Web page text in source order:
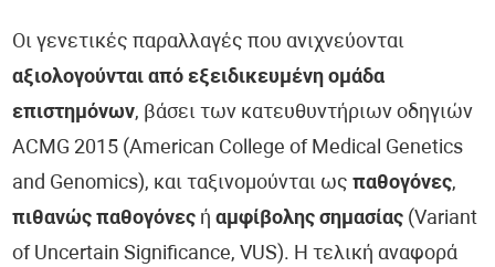
Οι γενετικές παραλλαγές που ανιχνεύονται
αξιολογούνται από εξειδικευμένη ομάδα
επιστημόνων, βάσει των κατευθυντήριων οδηγιών
ACMG 2015 (American College of Medical Genetics
and Genomics), και ταξινομούνται ωςπαθογόνες,
πιθανώς παθογόνες ήαμφίβολης σημασίας (Variant
of Uncertain Significance, VUS). Η τελική αναφορά